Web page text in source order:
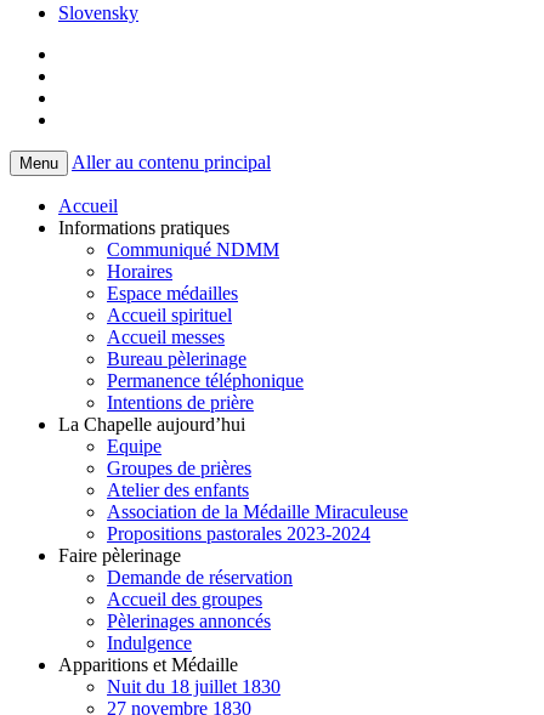
Slovensky
Menu Aller au contenu principal
Accueil
Informations pratiques
Communiqué NDMM
Horaires
Espace médailles
Accueil spirituel
Accueil messes
Bureau pèlerinage
Permanence téléphonique
Intentions de prière
La Chapelle aujourd’hui
Equipe
Groupes de prières
Atelier des enfants
Association de la Médaille Miraculeuse
Propositions pastorales 2023-2024
Faire pèlerinage
Demande de réservation
Accueil des groupes
Pèlerinages annoncés
Indulgence
Apparitions et Médaille
Nuit du 18 juillet 1830
27 novembre 1830